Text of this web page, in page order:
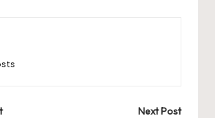
Next Post